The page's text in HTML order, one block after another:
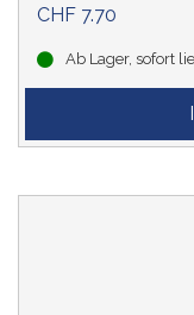
CHF 7.70
Ab Lager, sofort